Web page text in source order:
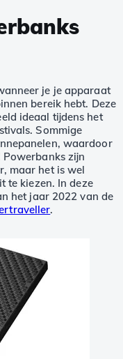
je je apparaat
bereik hebt. Deze
ideaal tijdens het
Sommige
waardoor
zijn
maar het is wel
te kiezen. In deze
het jaar 2022 van de
.